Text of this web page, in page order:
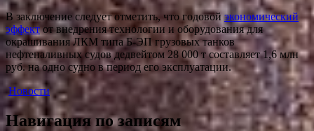
В заключение следует отметить, что годовойэкономический
эффектот внедрения технологии и оборудования для
окрашивания ЛКМ типа Б-ЭП грузовых танков
нефтеналивных судов дедвейтом 28 000 т составляет 1,6 млн
руб. на одно судно в период его эксплуатации.
Новости
Навигация по записям